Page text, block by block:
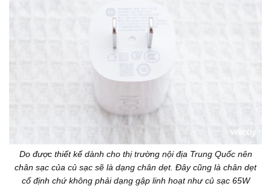
Do được thiết kế dành cho thị trường nội địa Trung Quốc nên
chân sạc của củ sạc sẽ là dạng chân dẹt. Đây cũng là chân dẹt
cố định chứ không phải dạng gập linh hoạt như củ sạc 65W